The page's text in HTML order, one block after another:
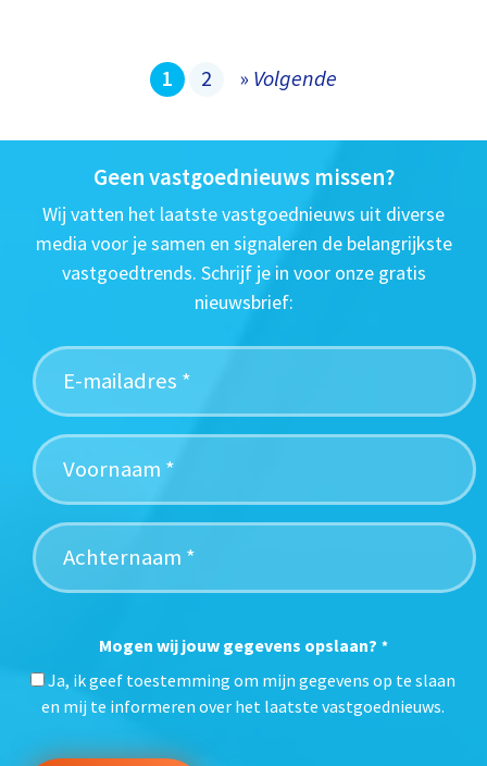
1 2 » Volgende
Geen vastgoednieuws missen?
Wij vatten het laatste vastgoednieuws uit diverse
media voor je samen en signaleren de belangrijkste
vastgoedtrends. Schrijf je in voor onze gratis
nieuwsbrief:
Mogen wij jouw gegevens opslaan? *
Ja, ik geef toestemming om mijn gegevens op te slaan
en mij te informeren over het laatste vastgoednieuws.